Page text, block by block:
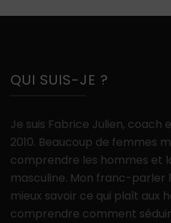
QUI SUIS-JE ?
Je suis Fabrice Julien, coach
2010. Beaucoup de femmes
comprendre les hommes et
masculine. Mon franc-parler
mieux savoir ce qui plaît aux
comprendre comment